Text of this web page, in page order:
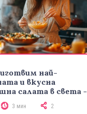
най-
и вкусна
салата в света -
3 мин 2